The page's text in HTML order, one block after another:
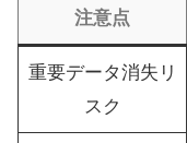
注意点
重要データ消失リ
スク